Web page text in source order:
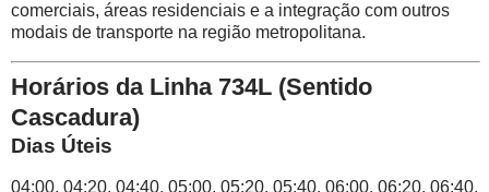
comerciais, áreas residenciais e a integração com outros
modais de transporte na região metropolitana.
Horários da Linha 734L (Sentido
Cascadura)
Dias Úteis
04:00, 04:20, 04:40, 05:00, 05:20, 05:40, 06:00, 06:20, 06:40,